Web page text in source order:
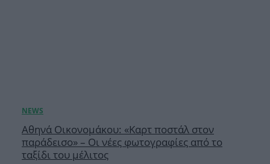
Αθηνά Οικονομάκου: «Καρτ ποστάλ στον
παράδεισο» – Οι νέες φωτογραφίες από το
ταξίδι του μέλιτος